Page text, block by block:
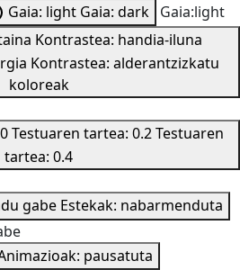
Gaia: light Gaia: dark Gaia:light
Kontrastea: handia-iluna
Kontrastea: alderantzizkatu
koloreak
Testuaren tartea: 0.2 Testuaren
tartea: 0.4
gabe Estekak: nabarmenduta
pausatuta